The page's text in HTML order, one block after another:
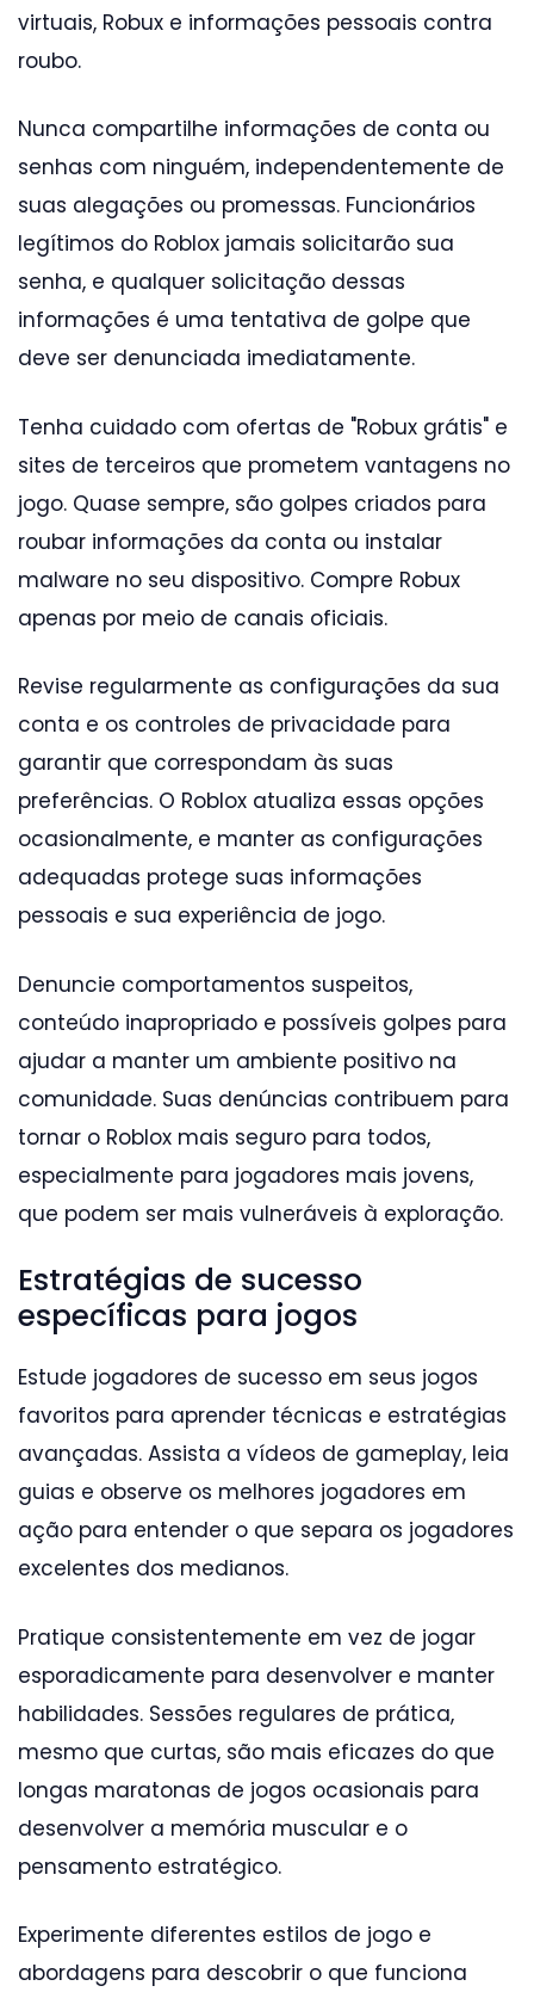
virtuais, Robux e informações pessoais contra
roubo.
Nunca compartilhe informações de conta ou
senhas com ninguém, independentemente de
suas alegações ou promessas. Funcionários
legítimos do Roblox jamais solicitarão sua
senha, e qualquer solicitação dessas
informações é uma tentativa de golpe que
deve ser denunciada imediatamente.
Tenha cuidado com ofertas de "Robux grátis" e
sites de terceiros que prometem vantagens no
jogo. Quase sempre, são golpes criados para
roubar informações da conta ou instalar
malware no seu dispositivo. Compre Robux
apenas por meio de canais oficiais.
Revise regularmente as configurações da sua
conta e os controles de privacidade para
garantir que correspondam às suas
preferências. O Roblox atualiza essas opções
ocasionalmente, e manter as configurações
adequadas protege suas informações
pessoais e sua experiência de jogo.
Denuncie comportamentos suspeitos,
conteúdo inapropriado e possíveis golpes para
ajudar a manter um ambiente positivo na
comunidade. Suas denúncias contribuem para
tornar o Roblox mais seguro para todos,
especialmente para jogadores mais jovens,
que podem ser mais vulneráveis à exploração.
Estratégias de sucesso
específicas para jogos
Estude jogadores de sucesso em seus jogos
favoritos para aprender técnicas e estratégias
avançadas. Assista a vídeos de gameplay, leia
guias e observe os melhores jogadores em
ação para entender o que separa os jogadores
excelentes dos medianos.
Pratique consistentemente em vez de jogar
esporadicamente para desenvolver e manter
habilidades. Sessões regulares de prática,
mesmo que curtas, são mais eficazes do que
longas maratonas de jogos ocasionais para
desenvolver a memória muscular e o
pensamento estratégico.
Experimente diferentes estilos de jogo e
abordagens para descobrir o que funciona